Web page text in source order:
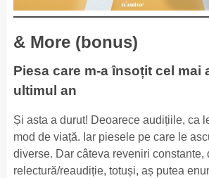
& More (bonus)
Piesa care m-a însoțit cel mai
ultimul an
Și asta a durut! Deoarece audițiile, ca
mod de viață. Iar piesele pe care le
diverse. Dar câteva reveniri constante,
relectură/reaudiție, totuși, aș putea